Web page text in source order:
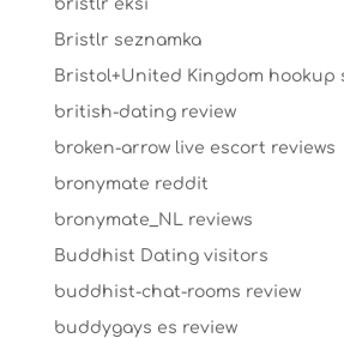
bristlr eksi
Bristlr seznamka
Bristol+United Kingdom hookup
british-dating review
broken-arrow live escort reviews
bronymate reddit
bronymate_NL reviews
Buddhist Dating visitors
buddhist-chat-rooms review
buddygays es review